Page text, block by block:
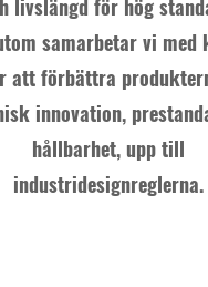
livslängd för hög
samarbetar vi med
att förbättra
innovation,
hållbarhet, upp till
industridesignreglerna.